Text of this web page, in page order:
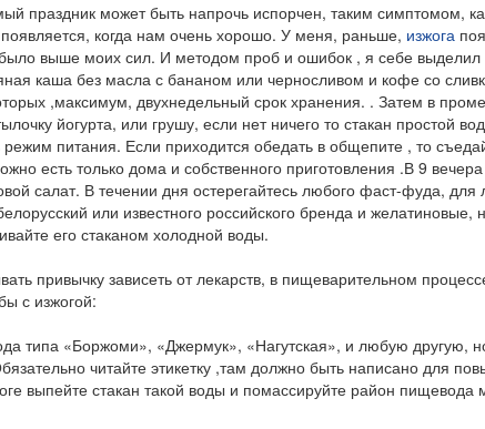
праздник может быть напрочь испорчен, таким симптомом,
когда нам очень хорошо. У меня, раньше, изжога
выше моих сил. И методом проб и ошибок , я себе выделил
каша без масла с бананом или черносливом и кофе со
,максимум, двухнедельный срок хранения. . Затем в
йогурта, или грушу, если нет ничего то стакан простой
питания. Если приходится обедать в общепите , то
есть только дома и собственного приготовления .В 9
салат. В течении дня остерегайтесь любого фаст-фуда,
или известного российского бренда и
его стаканом холодной воды.
привычку зависеть от лекарств, в пищеварительном
с изжогой:
типа «Боржоми», «Джермук», «Нагутская», и любую другую,
читайте этикетку ,там должно быть написано для
выпейте стакан такой воды и помассируйте район пищевода